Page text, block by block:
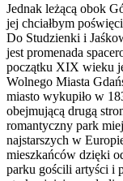
Jednak leżącą obok
jej chciałbym
Do Studzienki i
jest promenada
początku XIX wieku
Wolnego Miasta
miasto wykupiło w
obejmującą drugą
romantyczny park
najstarszych w
mieszkańców dzięki
parku gościli artyści i